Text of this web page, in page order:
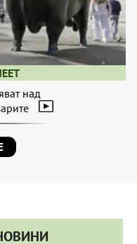
над